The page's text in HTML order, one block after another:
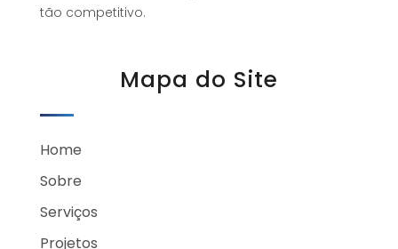
tão competitivo.
Mapa do Site
Home
Sobre
Serviços
Projetos